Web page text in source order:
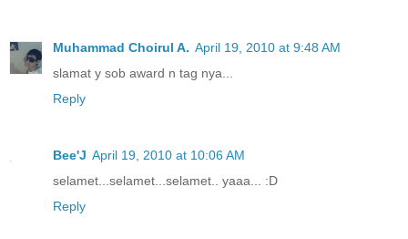
Muhammad Choirul A. April 19, 2010 at 9:48 AM
slamat y sob award n tag nya...
Reply
Bee'J April 19, 2010 at 10:06 AM
selamet...selamet...selamet.. yaaa... :D
Reply